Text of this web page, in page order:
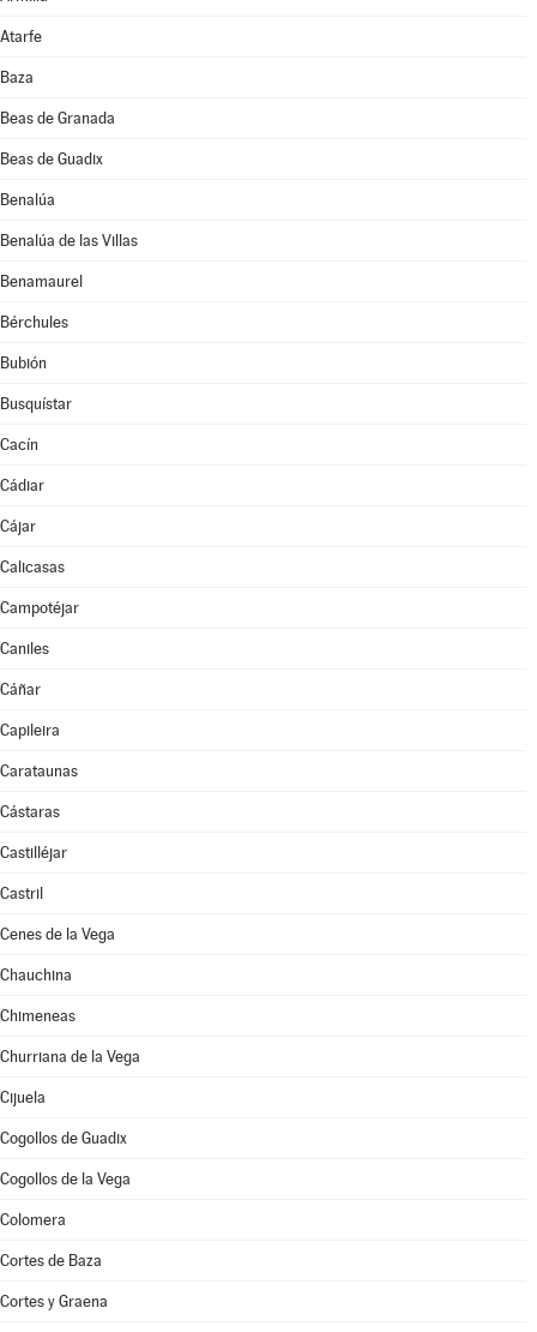
Atarfe
Baza
Beas de Granada
Beas de Guadix
Benalúa
Benalúa de las Villas
Benamaurel
Bérchules
Bubión
Busquístar
Cacín
Cádiar
Cájar
Calicasas
Campotéjar
Caniles
Cáñar
Capileira
Carataunas
Cástaras
Castilléjar
Castril
Cenes de la Vega
Chauchina
Chimeneas
Churriana de la Vega
Cijuela
Cogollos de Guadix
Cogollos de la Vega
Colomera
Cortes de Baza
Cortes y Graena